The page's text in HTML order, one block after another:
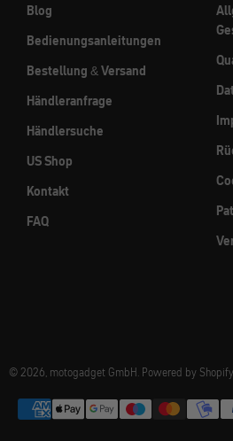
Blog
Bedienungsanleitungen
Bestellung & Versand
Händleranfrage
Händlersuche
US Shop
Kontakt
FAQ
© 2026, motogadget GmbH. Powered by Shopify